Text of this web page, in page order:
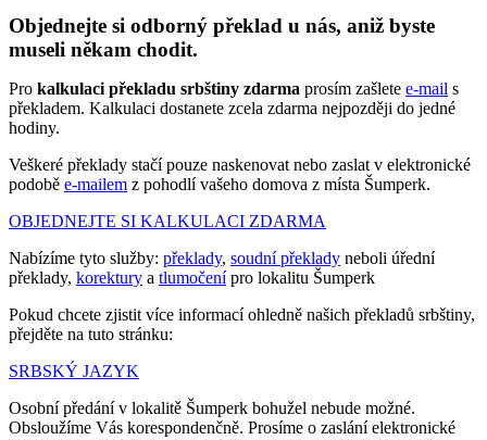
Objednejte si odborný překlad u nás, aniž byste
museli někam chodit.
Pro kalkulaci překladu srbštiny zdarma prosím zašlete e-mail s
překladem. Kalkulaci dostanete zcela zdarma nejpozději do jedné
hodiny.
Veškeré překlady stačí pouze naskenovat nebo zaslat v elektronické
podobě e-mailem z pohodlí vašeho domova z místa Šumperk.
OBJEDNEJTE SI KALKULACI ZDARMA
Nabízíme tyto služby: překlady, soudní překlady neboli úřední
překlady, korektury a tlumočenípro lokalitu Šumperk
Pokud chcete zjistit více informací ohledně našich překladů srbštiny,
přejděte na tuto stránku:
SRBSKÝ JAZYK
Osobní předání v lokalitě Šumperk bohužel nebude možné.
Obsloužíme Vás korespondenčně. Prosíme o zaslání elektronické